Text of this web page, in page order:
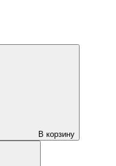
В корзину